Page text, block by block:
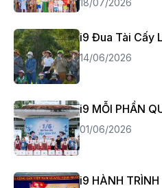
i9 Đua Tài Cấy
14/06/2026
i9 MỖI PHẦN
01/06/2026
i9 HÀNH